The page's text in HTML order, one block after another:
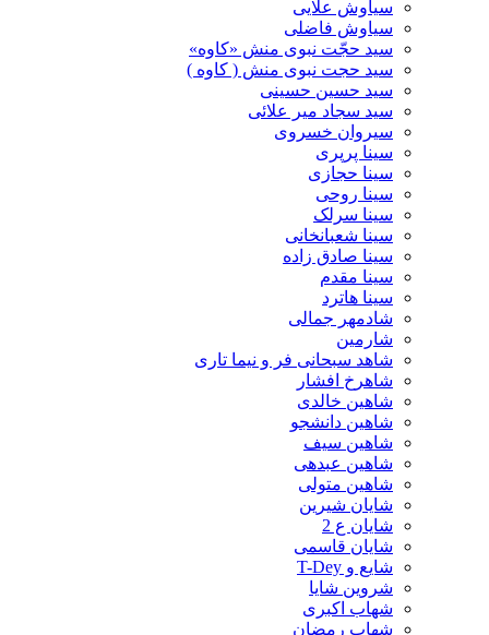
سیاوش علایی
سیاوش فاضلی
سید حجّت نبوی منش «کاوه»
سید حجت نبوی منش ( کاوه )
سید حسین حسینى
سید سجاد میر علائی
سیروان خسروی
سینا پرپری
سینا حجازی
سینا روحی
سینا سرلک
سینا شعبانخانی
سینا صادق زاده
سینا مقدم
سینا هاترد
شادمهر جمالی
شارمین
شاهد سبحانی فر و نیما تاری
شاهرخ افشار
شاهین خالدی
شاهین دانشجو
شاهین سیف
شاهین عبدهی
شاهین متولی
شایان شیرین
شایان ع 2
شایان قاسمی
شایع و T-Dey
شروین شایا
شهاب اکبری
شهاب رمضان